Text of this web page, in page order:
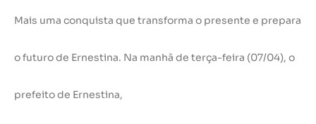
Mais uma conquista que transforma o presente e prepara
o futuro de Ernestina. Na manhã de terça-feira (07/04), o
prefeito de Ernestina,